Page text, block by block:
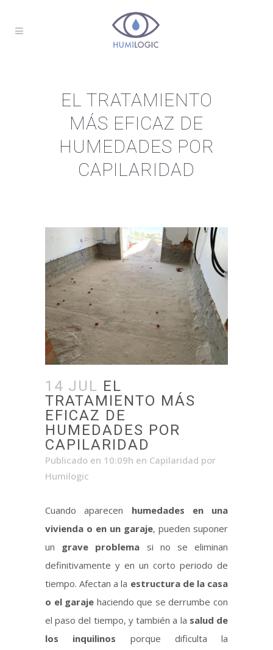
EL TRATAMIENTO
MÁS EFICAZ DE
HUMEDADES POR
CAPILARIDAD
14 JUL EL
TRATAMIENTO MÁS
EFICAZ DE
HUMEDADES POR
CAPILARIDAD
Publicado en 10:09h en Capilaridad por
Humilogic
Cuando aparecen humedades en una
vivienda o en un garaje, pueden suponer
un grave problema si no se eliminan
definitivamente y en un corto periodo de
tiempo. Afectan a la estructura de la casa
o el garaje haciendo que se derrumbe con
el paso del tiempo, y también a la salud de
los inquilinos porque dificulta la